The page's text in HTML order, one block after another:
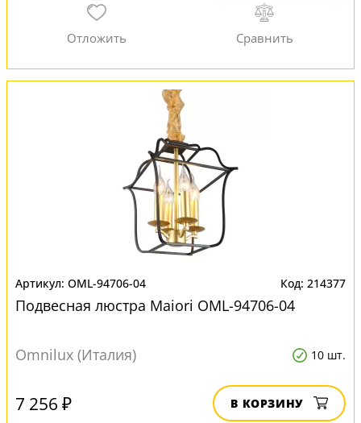
OML-94706-04 214377
Подвесная люстра Maiori OML-94706-04
Omnilux (Италия) 10 шт.
7 256 ₽ В КОРЗИНУ